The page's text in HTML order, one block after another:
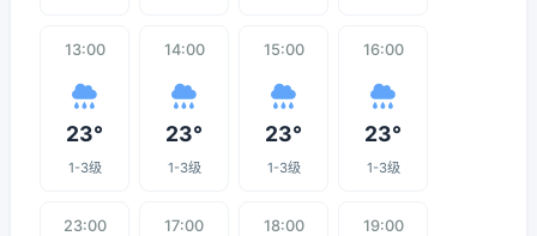
13:00
23°
1-3级
14:00
23°
1-3级
15:00
23°
1-3级
16:00
23°
1-3级
23:00 17:00 18:00 19:00